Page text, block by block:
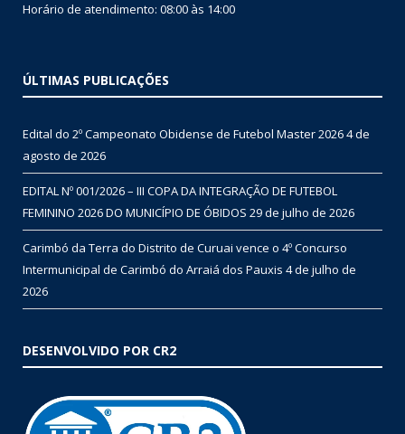
Horário de atendimento: 08:00 às 14:00
ÚLTIMAS PUBLICAÇÕES
Edital do 2º Campeonato Obidense de Futebol Master 20264 de
agosto de 2026
EDITAL Nº 001/2026 – III COPA DA INTEGRAÇÃO DE FUTEBOL
FEMININO 2026 DO MUNICÍPIO DE ÓBIDOS 29 de julho de 2026
Carimbó da Terra do Distrito de Curuai vence o 4º Concurso
Intermunicipal de Carimbó do Arraiá dos Pauxis 4 de julho de
2026
DESENVOLVIDO POR CR2